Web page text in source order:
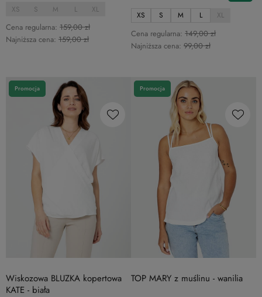
Cena regularna: 159,00 zł
Najniższa cena: 159,00 zł
XS S M L XL
Cena regularna: 149,00 zł
Najniższa cena: 99,00 zł
XS S M L XL
Wiskozowa BLUZKA kopertowa
KATE - biała
Promocja
TOP MARY z muślinu - wanilia
Promocja